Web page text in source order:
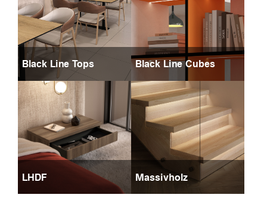
Black Line Tops Black Line Cubes
LHDF Massivholz